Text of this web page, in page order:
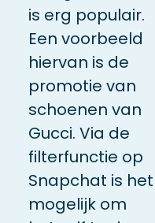
is erg populair.
Een voorbeeld
hiervan is de
promotie van
schoenen van
Gucci. Via de
filterfunctie op
Snapchat is het
mogelijk om